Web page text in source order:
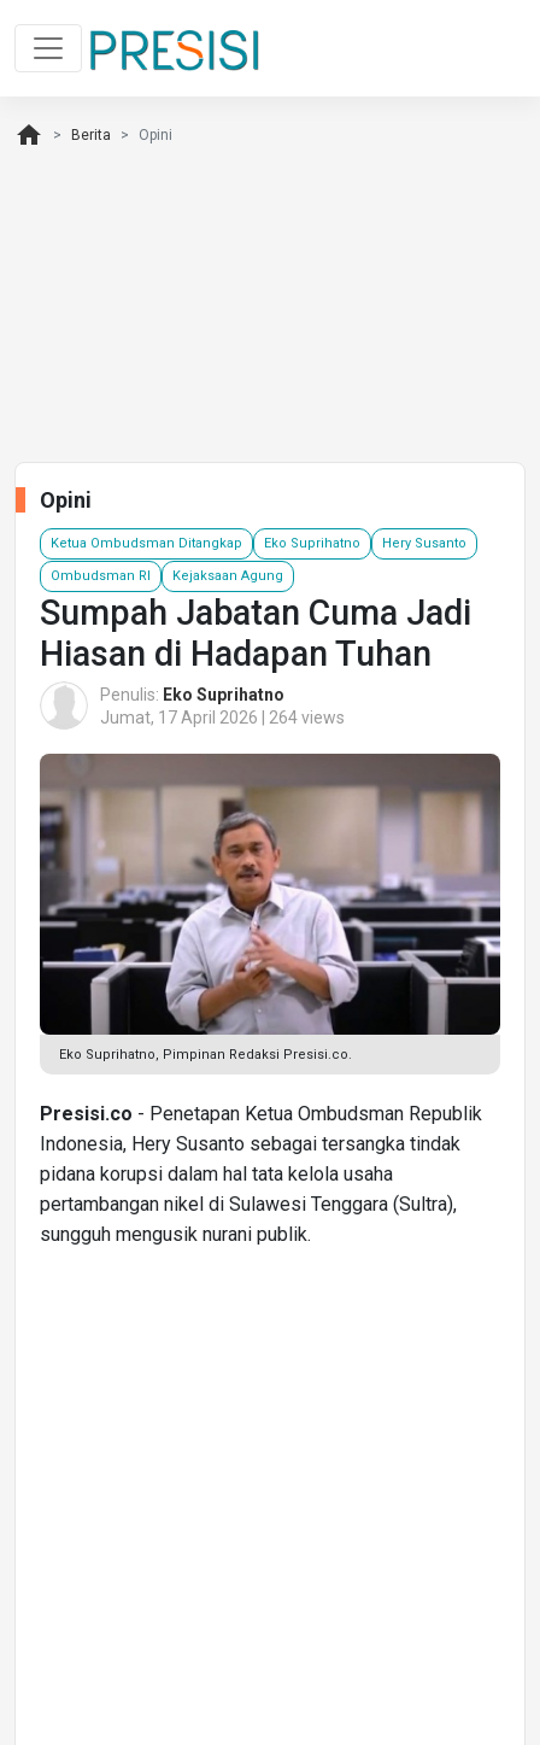
home Berita Opini
Opini
Ketua Ombudsman Ditangkap Eko Suprihatno Hery Susanto
Ombudsman RI Kejaksaan Agung
Sumpah Jabatan Cuma Jadi
Hiasan di Hadapan Tuhan
Penulis: Eko Suprihatno
Jumat, 17 April 2026 | 264 views
Eko Suprihatno, Pimpinan Redaksi Presisi.co.
Presisi.co - Penetapan Ketua Ombudsman Republik
Indonesia, Hery Susanto sebagai tersangka tindak
pidana korupsi dalam hal tata kelola usaha
pertambangan nikel di Sulawesi Tenggara (Sultra),
sungguh mengusik nurani publik.